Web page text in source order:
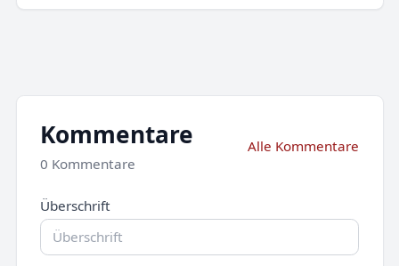
Kommentare
0 Kommentare
Alle Kommentare
Überschrift